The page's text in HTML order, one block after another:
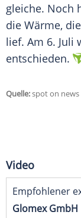
gleiche. Noch
die Wärme,
lief. Am 6. Juli
entschieden.
Quelle:spot on news
Video
Empfohlener
Glomex GmbH